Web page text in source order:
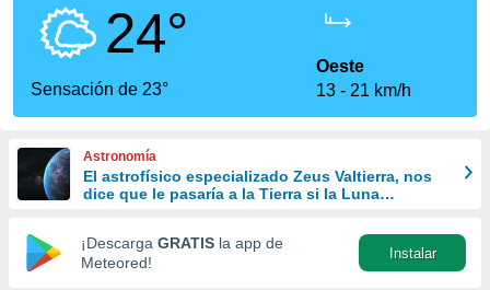
calidad.
a este
las
y
forma
digital
basada
24°
Sensación de 23°
Oeste
13
21 km/h
Astronomía
El astrofísico especializado Zeus Valtierra, nos
dice que le pasaría a la Tierra si la Luna
¡Descarga GRATIS la app de
Meteored!
Instalar